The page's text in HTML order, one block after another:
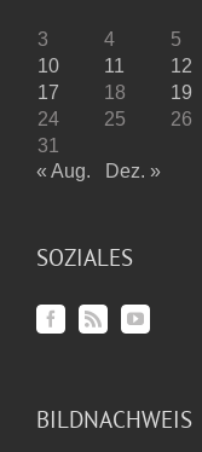
3
4 5
10
11 12
17
18 19
24
25 26
31
« Aug.
Dez. »
SOZIALES
BILDNACHWEIS